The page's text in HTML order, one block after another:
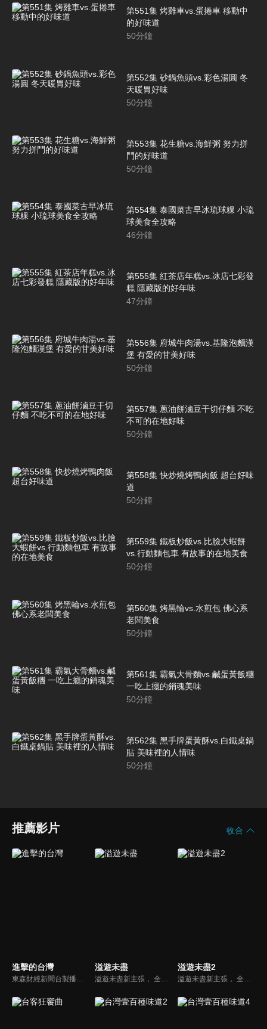
第551集 烤雞車vs.蛋捲車 移動中
的好味道
50分鐘
第552集 砂鍋魚頭vs.彩色湯圓 冬
天暖胃好味
50分鐘
第553集 花生糖vs.海鮮粥 努力拼
鬥的好味道
50分鐘
第554集 泰國菜古早冰琉球粿 小琉
球美食全攻略
46分鐘
第555集 紅茶店年糕vs.冰店七彩發
糕 隱藏版的好年味
47分鐘
第556集 府城牛肉湯vs.基隆泡麵漢
堡 有愛的甘美好味
50分鐘
第557集 蔥油餅滷豆干切仔麵 不吃
不可的在地好味
50分鐘
第558集 快炒燒烤鴨肉飯 超台好味
道
50分鐘
第559集 鐵板炒飯vs.比臉大蝦餅
vs.行動麵包車 有故事的在地美食
50分鐘
第560集 烤黑輪vs.水煎包 佛心系
老闆美食
50分鐘
第561集 霸氣大骨麵vs.鹹蛋黃飯糰
一吃上癮的銷魂美味
50分鐘
第562集 黑手牌蛋黃酥vs.白鐵桌鍋
貼 美味裡的人情味
50分鐘
推薦影片 收合
進擊的台灣 溢遊未盡 溢遊未盡2